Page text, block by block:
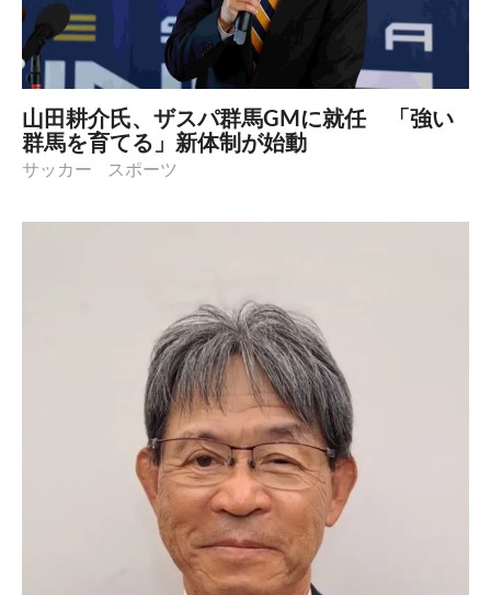
山田耕介氏、ザスパ群馬GMに就任 「強い
群馬を育てる」新体制が始動
サッカー スポーツ